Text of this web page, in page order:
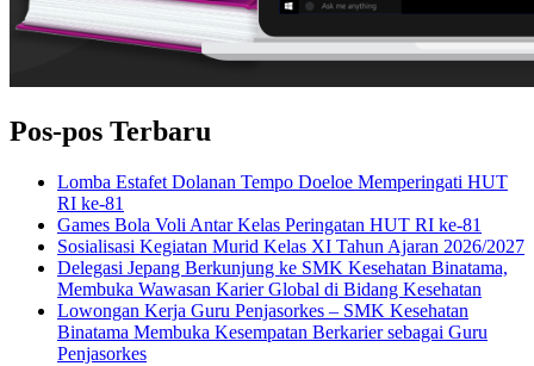
Pos-pos Terbaru
Lomba Estafet Dolanan Tempo Doeloe Memperingati HUT
RI ke-81
Games Bola Voli Antar Kelas Peringatan HUT RI ke-81
Sosialisasi Kegiatan Murid Kelas XI Tahun Ajaran 2026/2027
Delegasi Jepang Berkunjung ke SMK Kesehatan Binatama,
Membuka Wawasan Karier Global di Bidang Kesehatan
Lowongan Kerja Guru Penjasorkes – SMK Kesehatan
Binatama Membuka Kesempatan Berkarier sebagai Guru
Penjasorkes